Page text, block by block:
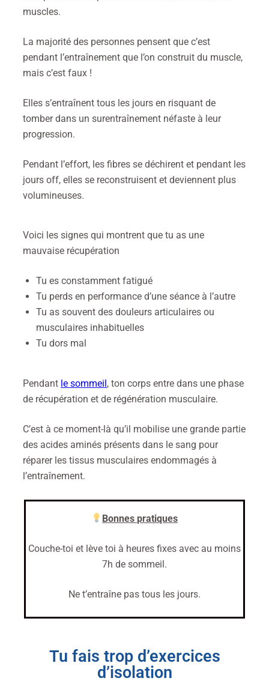
muscles.
La majorité des personnes pensent que c’est
pendant l’entraînement que l’on construit du muscle,
mais c’est faux !
Elles s’entraînent tous les jours en risquant de
tomber dans un surentraînement néfaste à leur
progression.
Pendant l’effort, les fibres se déchirent et pendant les
jours off, elles se reconstruisent et deviennent plus
volumineuses.
Voici les signes qui montrent que tu as une
mauvaise récupération
Tu es constamment fatigué
Tu perds en performance d’une séance à l’autre
Tu as souvent des douleurs articulaires ou
musculaires inhabituelles
Tu dors mal
Pendant le sommeil, ton corps entre dans une phase
de récupération et de régénération musculaire.
C’est à ce moment-là qu’il mobilise une grande partie
des acides aminés présents dans le sang pour
réparer les tissus musculaires endommagés à
l’entraînement.
Bonnes pratiques
Couche-toi et lève toi à heures fixes avec au moins
7h de sommeil.
Ne t’entraîne pas tous les jours.
Tu fais trop d’exercices
d’isolation